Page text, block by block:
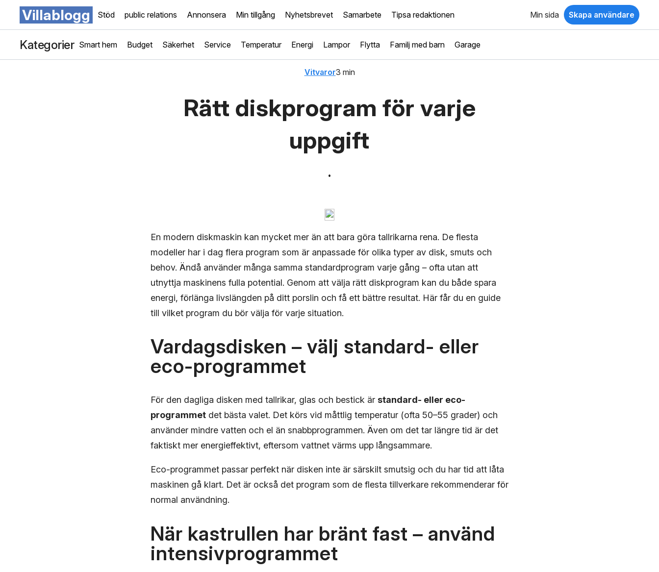
Villablogg Stöd public relations Annonsera Min tillgång Nyhetsbrevet Samarbete Tipsa redaktionen Min sida Skapa användare
Kategorier Smart hem Budget Säkerhet Service Temperatur Energi Lampor Flytta Familj med barn Garage
Rätt diskprogram för varje
uppgift
Vitvaror3 min
En modern diskmaskin kan mycket mer än att bara göra tallrikarna rena. De flesta
modeller har i dag flera program som är anpassade för olika typer av disk, smuts och
behov. Ändå använder många samma standardprogram varje gång – ofta utan att
utnyttja maskinens fulla potential. Genom att välja rätt diskprogram kan du både spara
energi, förlänga livslängden på ditt porslin och få ett bättre resultat. Här får du en guide
till vilket program du bör välja för varje situation.
Vardagsdisken – välj standard- eller
eco-programmet
För den dagliga disken med tallrikar, glas och bestick är standard- eller eco-
programmet det bästa valet. Det körs vid måttlig temperatur (ofta 50–55 grader) och
använder mindre vatten och el än snabbprogrammen. Även om det tar längre tid är det
faktiskt mer energieffektivt, eftersom vattnet värms upp långsammare.
Eco-programmet passar perfekt när disken inte är särskilt smutsig och du har tid att låta
maskinen gå klart. Det är också det program som de flesta tillverkare rekommenderar för
normal användning.
När kastrullen har bränt fast – använd
intensivprogrammet